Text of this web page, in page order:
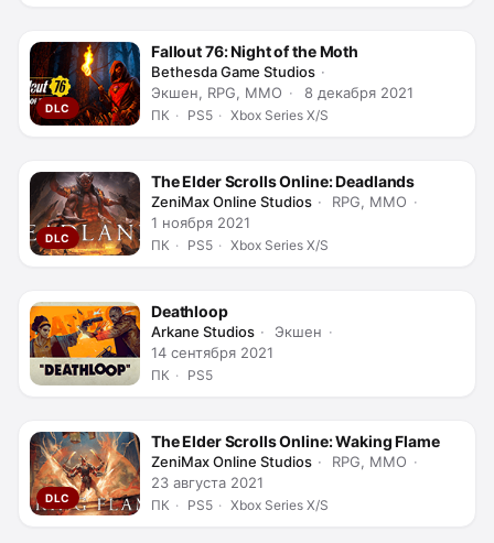
DLC
Fallout 76: Night of the Moth
Bethesda Game Studios
Экшен, RPG, MMO
8 декабря 2021
ПК PS5 Xbox Series X/S
DLC
The Elder Scrolls Online: Deadlands
ZeniMax Online Studios
RPG, MMO
1 ноября 2021
ПК PS5 Xbox Series X/S
Deathloop
Arkane Studios
Экшен
14 сентября 2021
ПК PS5
DLC
The Elder Scrolls Online: Waking Flame
ZeniMax Online Studios
RPG, MMO
23 августа 2021
ПК PS5 Xbox Series X/S